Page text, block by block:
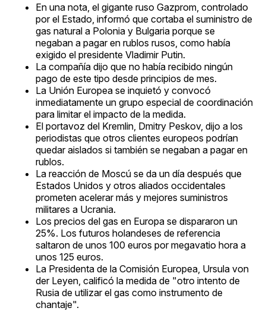
En una nota, el gigante ruso Gazprom, controlado
por el Estado, informó que cortaba el suministro de
gas natural a Polonia y Bulgaria porque se
negaban a pagar en rublos rusos, como había
exigido el presidente Vladimir Putin.
La compañía dijo que no había recibido ningún
pago de este tipo desde principios de mes.
La Unión Europea se inquietó y convocó
inmediatamente un grupo especial de coordinación
para limitar el impacto de la medida.
El portavoz del Kremlin, Dmitry Peskov, dijo a los
periodistas que otros clientes europeos podrían
quedar aislados si también se negaban a pagar en
rublos.
La reacción de Moscú se da un día después que
Estados Unidos y otros aliados occidentales
prometen acelerar más y mejores suministros
militares a Ucrania.
Los precios del gas en Europa se dispararon un
25%. Los futuros holandeses de referencia
saltaron de unos 100 euros por megavatio hora a
unos 125 euros.
La Presidenta de la Comisión Europea, Ursula von
der Leyen, calificó la medida de "otro intento de
Rusia de utilizar el gas como instrumento de
chantaje".